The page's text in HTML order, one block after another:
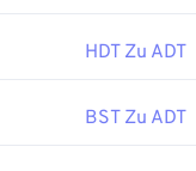
HDT Zu ADT
BST Zu ADT